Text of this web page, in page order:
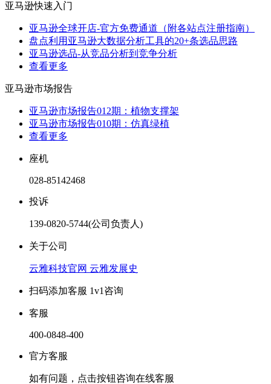
亚马逊快速入门
亚马逊全球开店-官方免费通道（附各站点注册指南）
盘点利用亚马逊大数据分析工具的20+条选品思路
亚马逊选品-从竞品分析到竞争分析
查看更多
亚马逊市场报告
亚马逊市场报告012期：植物支撑架
亚马逊市场报告010期：仿真绿植
查看更多
座机
028-85142468
投诉
139-0820-5744(公司负责人)
关于公司
云雅科技官网 云雅发展史
扫码添加客服 1v1咨询
客服
400-0848-400
官方客服
如有问题，点击按钮咨询在线客服